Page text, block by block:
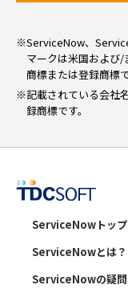
※ServiceNow、
マークは米国および
商標または登録商標で
※記載されている会社
録商標です。
ServiceNowトップ
ServiceNowとは？
ServiceNowの疑